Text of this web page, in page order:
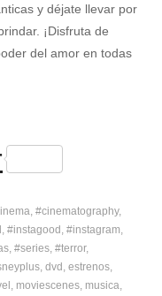
y déjate llevar por
¡Disfruta de
del amor en todas
#cinematography
#instagood #instagram
#series #terror
dvd estrenos
moviescenes musica